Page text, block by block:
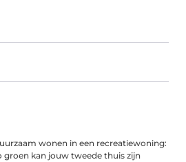
wonen in een recreatiewoning:
groen kan jouw tweede thuis zijn